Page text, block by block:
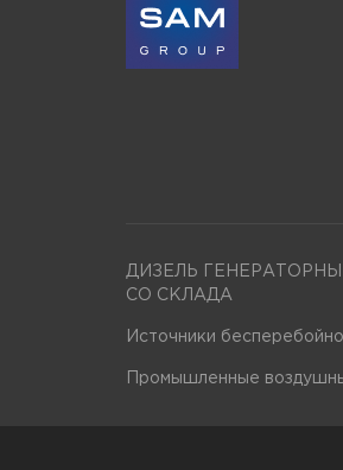
ДИЗЕЛЬ
СО СКЛАДА
Источники
Промышленные